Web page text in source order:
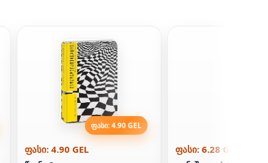
ფასი: 4.90 GEL
ფასი: 4.90 GEL ფასი: 6.28 GEL